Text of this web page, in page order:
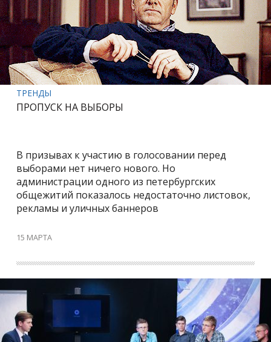
ТРЕНДЫ
ПРОПУСК НА ВЫБОРЫ
В призывах к участию в голосовании перед
выборами нет ничего нового. Но
администрации одного из петербургских
общежитий показалось недостаточно листовок,
рекламы и уличных баннеров
15 МАРТА